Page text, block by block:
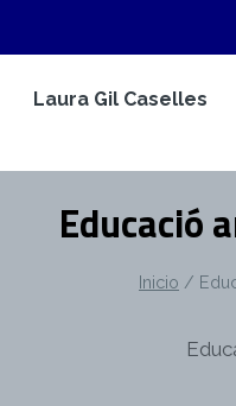
Laura Gil Caselles
Educació
Inicio /